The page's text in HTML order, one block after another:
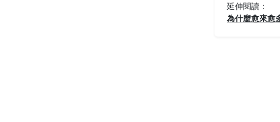
延伸閱讀：
為什麼愈來愈